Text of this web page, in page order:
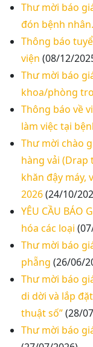
Thư mời báo
đón bệnh nhân.
Thông báo
viện (08/12/
Thư mời báo
khoa/phòng
Thông báo về
làm việc tại
Thư mời chào
hàng vải
khăn đậy máy,
2026(24/10/
YÊU CẦU BÁO
hóa các loại
Thư mời báo
phẵng (26/06/
Thư mời báo
di dời và lắp
thuật số”(28/
Thư mời báo